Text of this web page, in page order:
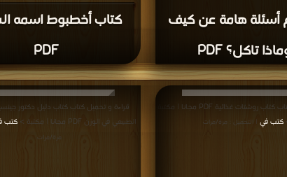
كتاب موسوعة الرجيم
بالفيديو PDF مجانا | مكتبة >
كتب في تحميل
مرات
كتب في مجانا| التحميل : مرة/مرات